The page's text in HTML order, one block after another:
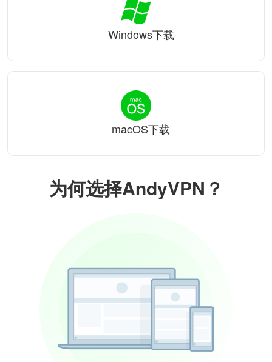
为何选择AndyVPN？
Windows下载
macOS下载